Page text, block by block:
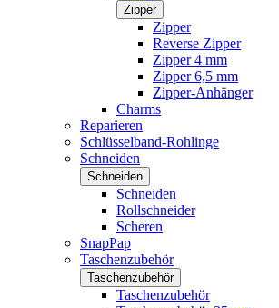
Zipper
Zipper
Reverse Zipper
Zipper 4 mm
Zipper 6,5 mm
Zipper-Anhänger
Charms
Reparieren
Schlüsselband-Rohlinge
Schneiden
Schneiden
Schneiden
Rollschneider
Scheren
SnapPap
Taschenzubehör
Taschenzubehör
Taschenzubehör